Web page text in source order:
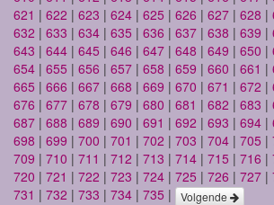
621 | 622 | 623 | 624 | 625 | 626 | 627 | 628 |
632 | 633 | 634 | 635 | 636 | 637 | 638 | 639 |
643 | 644 | 645 | 646 | 647 | 648 | 649 | 650 |
654 | 655 | 656 | 657 | 658 | 659 | 660 | 661 |
665 | 666 | 667 | 668 | 669 | 670 | 671 | 672 |
676 | 677 | 678 | 679 | 680 | 681 | 682 | 683 |
687 | 688 | 689 | 690 | 691 | 692 | 693 | 694 |
698 | 699 | 700 | 701 | 702 | 703 | 704 | 705 |
709 | 710 | 711 | 712 | 713 | 714 | 715 | 716 |
720 | 721 | 722 | 723 | 724 | 725 | 726 | 727 |
731 | 732 | 733 | 734 | 735 | Volgende